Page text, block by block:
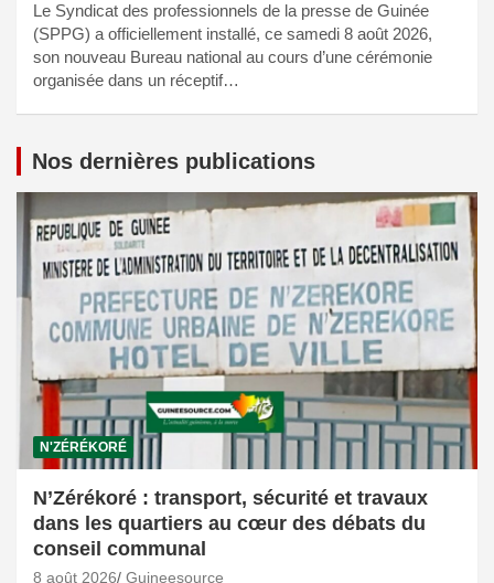
Le Syndicat des professionnels de la presse de Guinée
(SPPG) a officiellement installé, ce samedi 8 août 2026,
son nouveau Bureau national au cours d’une cérémonie
organisée dans un réceptif…
Nos dernières publications
N'ZÉRÉKORÉ
N’Zérékoré : transport, sécurité et travaux
dans les quartiers au cœur des débats du
conseil communal
8 août 2026 Guineesource